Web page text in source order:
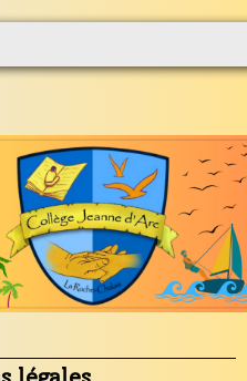
▼
collège▼
générales